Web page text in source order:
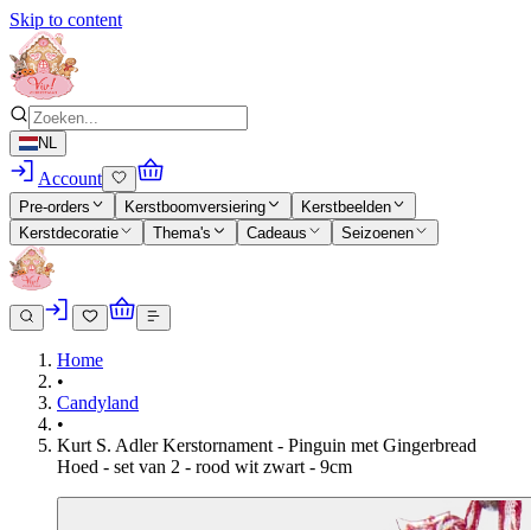
Skip to content
NL
Account
Pre-orders Kerstboomversiering
Kerstbeelden
Kerstdecoratie
Thema's Cadeaus Seizoenen
Home
•
Candyland
•
Kurt S. Adler Kerstornament - Pinguin met Gingerbread
Hoed - set van 2 - rood wit zwart - 9cm